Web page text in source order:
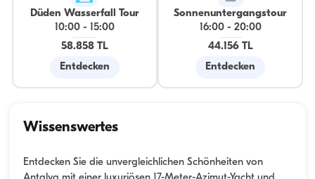
Düden Wasserfall Tour
10:00-
15:00
58.858 TL
Entdecken
Sonnenuntergangstour
16:00- 20:00
44.156 TL
Entdecken
Wissenswertes
Entdecken Sie die unvergleichlichen Schönheiten von